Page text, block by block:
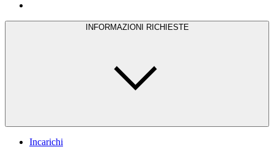
INFORMAZIONI RICHIESTE
Incarichi